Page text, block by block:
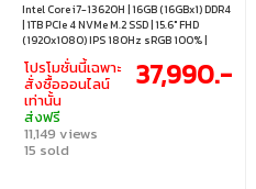
Intel Core i7-13620H | 16GB (16GBx1) DDR4
| 1TB PCIe 4 NVMe M.2 SSD | 15.6" FHD
(1920x1080) IPS 180Hz sRGB 100% |
Nvidia GeForce RTX 5060 8GB GDDR7 |
Windows 11 Home
โปรโมชั่นนี้เฉพาะ
สั่งซื้อออนไลน์
เท่านั้น
ส่งฟรี
11,149 views
15 sold
37,990.-